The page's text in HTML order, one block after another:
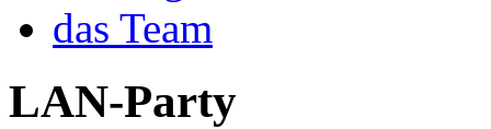
das Team
LAN-Party